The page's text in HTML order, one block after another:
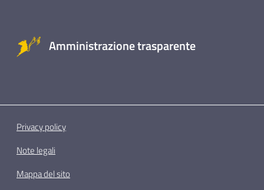
Amministrazione trasparente
Privacy policy
Note legali
Mappa del sito